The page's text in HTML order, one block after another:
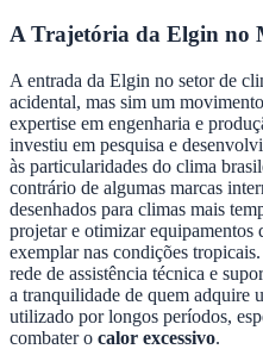
A Trajetória da Elgin no
A entrada da Elgin no setor de
acidental, mas sim um
expertise em engenharia e
investiu em pesquisa e
às particularidades do clima
contrário de algumas marcas
desenhados para climas mais
projetar e otimizar equipamentos
exemplar nas condições
rede de assistência técnica e
a tranquilidade de quem adquire
utilizado por longos períodos,
combater o calor excessivo.